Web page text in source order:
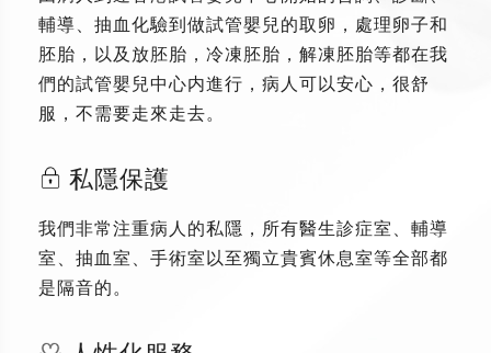
輔導、抽血化驗到做試管嬰兒的取卵，處理卵子和
胚胎，以及放胚胎，冷凍胚胎，解凍胚胎等都在我
們的試管嬰兒中心内進行，病人可以安心，很舒
服，不需要走來走去。
私隱保護
我們非常注重病人的私隱，所有醫生診症室、輔導
室、抽血室、手術室以至獨立貴賓休息室等全部都
是隔音的。